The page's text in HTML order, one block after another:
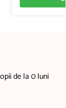
de la 0 luni